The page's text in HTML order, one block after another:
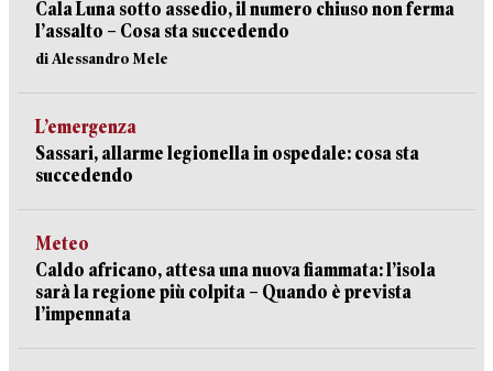
Cala Luna sotto assedio, il numero chiuso non ferma
l’assalto – Cosa sta succedendo
di Alessandro Mele
L’emergenza
Sassari, allarme legionella in ospedale: cosa sta
succedendo
Meteo
Caldo africano, attesa una nuova fiammata: l’isola
sarà la regione più colpita – Quando è prevista
l’impennata